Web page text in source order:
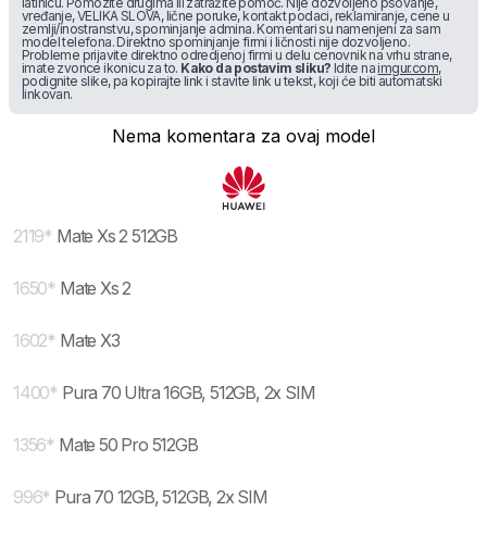
vređanje, VELIKA SLOVA, lične poruke, kontakt podaci, reklamiranje, cene u
zemlji/inostranstvu, spominjanje admina. Komentari su namenjeni za sam
model telefona. Direktno spominjanje firmi i ličnosti nije dozvoljeno.
Probleme prijavite direktno odredjenoj firmi u delu cenovnik na vrhu strane,
imate zvonce ikonicu za to. Kako da postavim sliku? Idite na imgur.com,
podignite slike, pa kopirajte link i stavite link u tekst, koji će biti automatski
linkovan.
Nema komentara za ovaj model
2119* Mate Xs 2 512GB
1650* Mate Xs 2
1602* Mate X3
1400* Pura 70 Ultra 16GB, 512GB, 2x SIM
1356* Mate 50 Pro 512GB
996* Pura 70 12GB, 512GB, 2x SIM